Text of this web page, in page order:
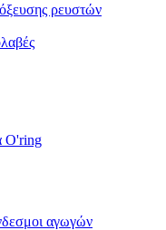
ρευστών
O'ring
αγωγών